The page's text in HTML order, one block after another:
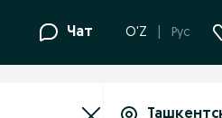
Чат O'Z Рус